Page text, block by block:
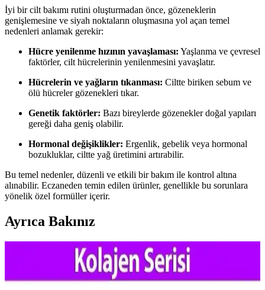
İyi bir cilt bakımı rutini oluşturmadan önce, gözeneklerin
genişlemesine ve siyah noktaların oluşmasına yol açan temel
nedenleri anlamak gerekir:
Hücre yenilenme hızının yavaşlaması: Yaşlanma ve çevresel
faktörler, cilt hücrelerinin yenilenmesini yavaşlatır.
Hücrelerin ve yağların tıkanması: Ciltte biriken sebum ve
ölü hücreler gözenekleri tıkar.
Genetik faktörler: Bazı bireylerde gözenekler doğal yapıları
gereği daha geniş olabilir.
Hormonal değişiklikler: Ergenlik, gebelik veya hormonal
bozukluklar, ciltte yağ üretimini artırabilir.
Bu temel nedenler, düzenli ve etkili bir bakım ile kontrol altına
alınabilir. Eczaneden temin edilen ürünler, genellikle bu sorunlara
yönelik özel formüller içerir.
Ayrıca Bakınız
Gözenek Görünümünü Azaltmak İçin Asya Güzellik
Ürünleri ve Bakım Yöntemleri